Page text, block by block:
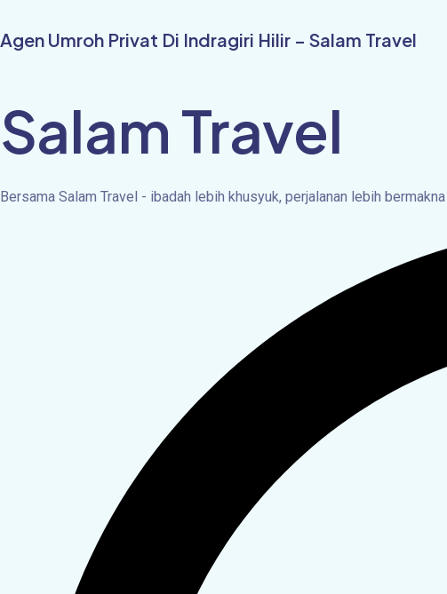
content
Agen Umroh Privat Di Indragiri Hilir – Salam Travel
Salam Travel
Bersama Salam Travel - ibadah lebih khusyuk, perjalanan lebih bermakna